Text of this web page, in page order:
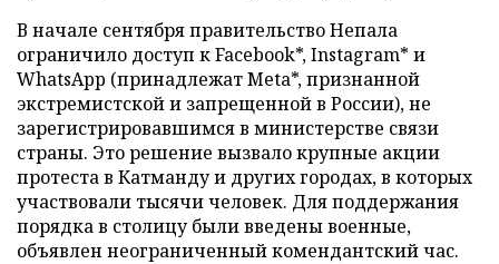
В начале сентября правительство Непала
ограничило доступ к Facebook*, Instagram* и
WhatsApp (принадлежат Meta*, признанной
экстремистской и запрещенной в России), не
зарегистрировавшимся в министерстве связи
страны. Это решение вызвало крупные акции
протеста в Катманду и других городах, в которых
участвовали тысячи человек. Для поддержания
порядка в столицу были введены военные,
объявлен неограниченный комендантский час.